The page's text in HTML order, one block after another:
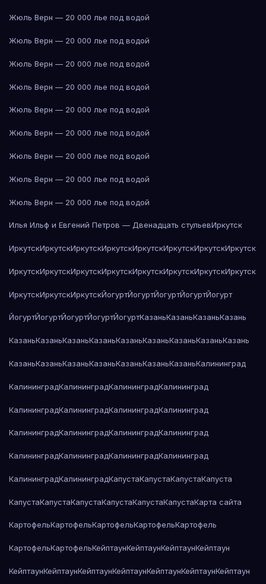
Жюль Верн — 20 000 лье под водой
Жюль Верн — 20 000 лье под водой
Жюль Верн — 20 000 лье под водой
Жюль Верн — 20 000 лье под водой
Жюль Верн — 20 000 лье под водой
Жюль Верн — 20 000 лье под водой
Жюль Верн — 20 000 лье под водой
Жюль Верн — 20 000 лье под водой
Жюль Верн — 20 000 лье под водой
Илья Ильф и Евгений Петров — Двенадцать стульевИркутск
ИркутскИркутскИркутскИркутскИркутскИркутскИркутскИркутск
ИркутскИркутскИркутскИркутскИркутскИркутскИркутскИркутск
ИркутскИркутскИркутскЙогуртЙогуртЙогуртЙогуртЙогурт
ЙогуртЙогуртЙогуртЙогуртЙогуртКазаньКазаньКазаньКазань
КазаньКазаньКазаньКазаньКазаньКазаньКазаньКазаньКазань
КазаньКазаньКазаньКазаньКазаньКазаньКазаньКалининград
КалининградКалининградКалининградКалининград
КалининградКалининградКалининградКалининград
КалининградКалининградКалининградКалининград
КалининградКалининградКалининградКалининград
КалининградКалининградКапустаКапустаКапустаКапуста
КапустаКапустаКапустаКапустаКапустаКапустаКарта сайта
КартофельКартофельКартофельКартофельКартофель
КартофельКартофельКейптаунКейптаунКейптаунКейптаун
КейптаунКейптаунКейптаунКейптаунКейптаунКейптаунКейптаун